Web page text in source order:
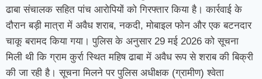
ढाबा संचालक सहित पांच आरोपियों को गिरफ्तार किया है। कार्रवाई के
दौरान बड़ी मात्रा में अवैध शराब, नकदी, मोबाइल फोन और एक बटनदार
चाकू बरामद किया गया। पुलिस के अनुसार 29 मई 2026 को सूचना
मिली थी कि ग्राम कुर्रा स्थित महिष ढाबा में अवैध रूप से शराब की बिक्री
की जा रही है। सूचना मिलने पर पुलिस अधीक्षक (ग्रामीण) श्वेता